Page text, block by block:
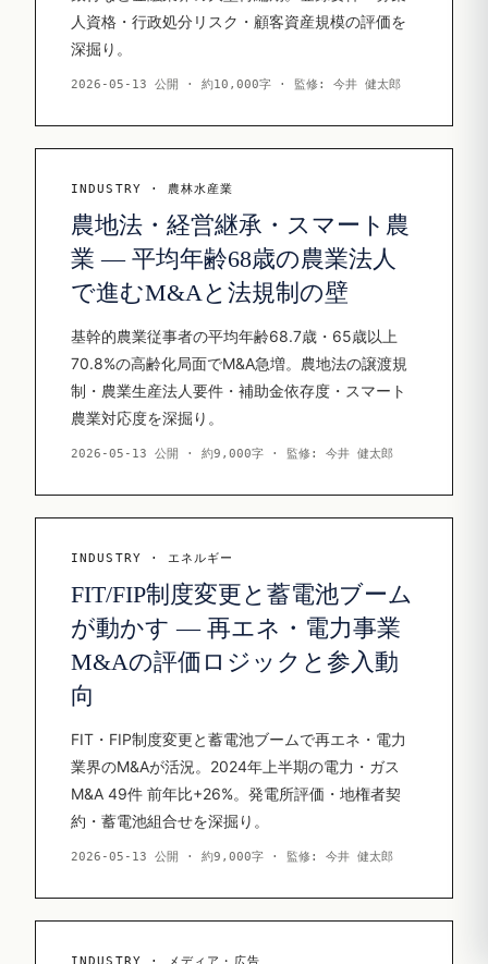
人資格・行政処分リスク・顧客資産規模の評価を
深掘り。
2026-05-13 公開 · 約10,000字 · 監修: 今井 健太郎
INDUSTRY · 農林水産業
農地法・経営継承・スマート農
業 — 平均年齢68歳の農業法人
で進むM&Aと法規制の壁
基幹的農業従事者の平均年齢68.7歳・65歳以上
70.8%の高齢化局面でM&A急増。農地法の譲渡規
制・農業生産法人要件・補助金依存度・スマート
農業対応度を深掘り。
2026-05-13 公開 · 約9,000字 · 監修: 今井 健太郎
INDUSTRY · エネルギー
FIT/FIP制度変更と蓄電池ブーム
が動かす — 再エネ・電力事業
M&Aの評価ロジックと参入動
向
FIT・FIP制度変更と蓄電池ブームで再エネ・電力
業界のM&Aが活況。2024年上半期の電力・ガス
M&A 49件 前年比+26%。発電所評価・地権者契
約・蓄電池組合せを深掘り。
2026-05-13 公開 · 約9,000字 · 監修: 今井 健太郎
INDUSTRY · メディア・広告